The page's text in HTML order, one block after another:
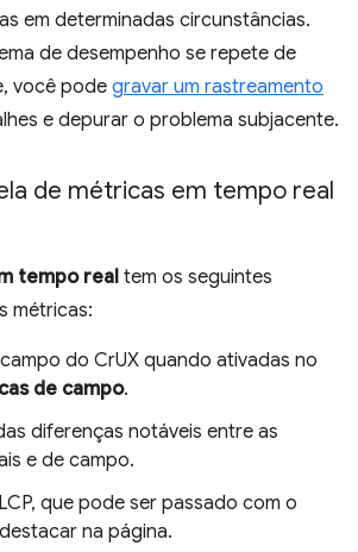
em determinadas circunstâncias.
de desempenho se repete de
você pode gravar um rastreamento
e depurar o problema subjacente.
de métricas em tempo real
tempo realtem os seguintes
métricas:
do CrUX quando ativadas no
de campo.
diferenças notáveis entre as
e de campo.
que pode ser passado com o
na página.